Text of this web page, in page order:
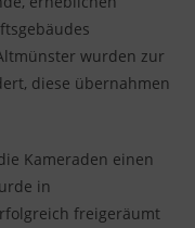
wurden zur
diese übernahmen
Kameraden einen
in
freigeräumt